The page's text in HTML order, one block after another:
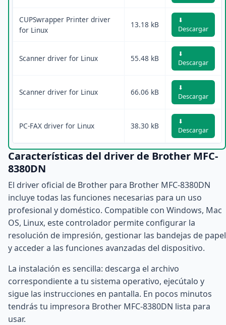
CUPSwrapper Printer driver
for Linux
13.18 kB
⬇
Descargar
Scanner driver for Linux 55.48 kB
⬇
Descargar
Scanner driver for Linux 66.06 kB
⬇
Descargar
PC-FAX driver for Linux 38.30 kB
⬇
Descargar
Características del driver de Brother MFC-
8380DN
El driver oficial de Brother para Brother MFC-8380DN
incluye todas las funciones necesarias para un uso
profesional y doméstico. Compatible con Windows, Mac
OS, Linux, este controlador permite configurar la
resolución de impresión, gestionar las bandejas de papel
y acceder a las funciones avanzadas del dispositivo.
La instalación es sencilla: descarga el archivo
correspondiente a tu sistema operativo, ejecútalo y
sigue las instrucciones en pantalla. En pocos minutos
tendrás tu impresora Brother MFC-8380DN lista para
usar.